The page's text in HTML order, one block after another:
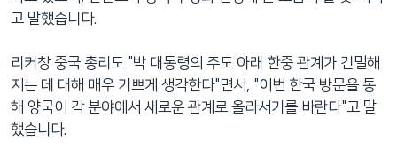
고 말했습니다.
리커창 중국 총리도 "박 대통령의 주도 아래 한중 관계가 긴밀해
지는 데 대해 매우 기쁘게 생각한다"면서, "이번 한국 방문을 통
해 양국이 각 분야에서 새로운 관계로 올라서기를 바란다"고 말
했습니다.